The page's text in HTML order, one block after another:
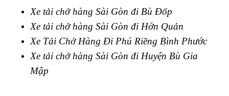
Xe tải chở hàng Sài Gòn đi Bù Đốp
Xe tải chở hàng Sài Gòn đi Hớn Quản
Xe Tải Chở Hàng Đi Phú Riềng Bình Phước
Xe tải chở hàng Sài Gòn đi Huyện Bù Gia
Mập